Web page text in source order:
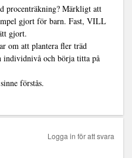
procenträkning? Märkligt att
gjort för barn. Fast, VILL
gjort.
om att plantera fler träd
och börja titta på
förstås.
Logga in för att svara